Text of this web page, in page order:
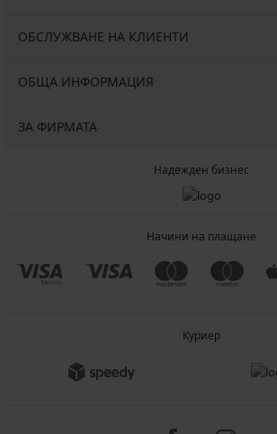
ОБСЛУЖВАНЕ НА КЛИЕНТИ
ОБЩА ИНФОРМАЦИЯ
ЗА ФИРМАТА
Надежден бизнес
Начини на плащане
Куриер